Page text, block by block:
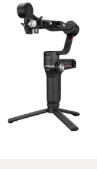
Drohnen
Gimbals